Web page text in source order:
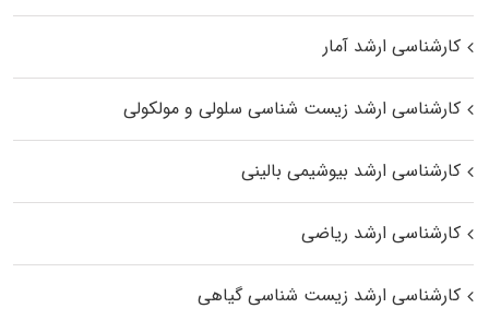
کارشناسی ارشد آمار
کارشناسی ارشد زیست شناسی سلولی و مولکولی
کارشناسی ارشد بیوشیمی بالینی
کارشناسی ارشد ریاضی
کارشناسی ارشد زیست‌ شناسی گیاهی